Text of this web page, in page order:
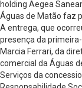
holding Aegea
Águas de Matão faz
A entrega, que
presença da
Marcia Ferrari, da
comercial da Águas
Serviços da